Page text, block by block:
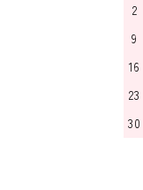
2
9
16
23
30